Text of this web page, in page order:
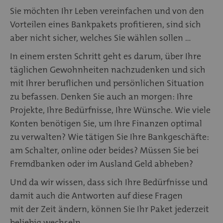
Sie möchten Ihr Leben vereinfachen und von den
Vorteilen eines Bankpakets profitieren, sind sich
aber nicht sicher, welches Sie wählen sollen ...
In einem ersten Schritt geht es darum, über Ihre
täglichen Gewohnheiten nachzudenken und sich
mit Ihrer beruflichen und persönlichen Situation
zu befassen. Denken Sie auch an morgen: Ihre
Projekte, Ihre Bedürfnisse, Ihre Wünsche. Wie viele
Konten benötigen Sie, um Ihre Finanzen optimal
zu verwalten? Wie tätigen Sie Ihre Bankgeschäfte:
am Schalter, online oder beides? Müssen Sie bei
Fremdbanken oder im Ausland Geld abheben?
Und da wir wissen, dass sich Ihre Bedürfnisse und
damit auch die Antworten auf diese Fragen
mit der Zeit ändern, können Sie Ihr Paket jederzeit